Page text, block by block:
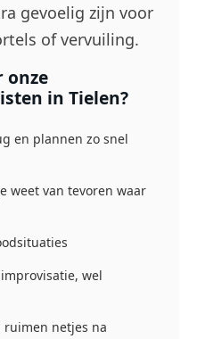
gevoelig zijn voor
of vervuiling.
onze
in Tielen?
en plannen zo snel
weet van tevoren waar
wel
ruimen netjes na